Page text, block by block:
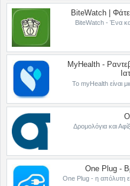
BiteWatch | Φάτε
BiteWatch - Ένα
MyHealth -
Το myHealth είναι
Δρομολόγια και
One Plug -
One Plug - η απόλυτη